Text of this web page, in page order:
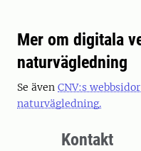
Mer om digitala
naturvägledning
Se även CNV:s
naturvägledning.
Kontakt